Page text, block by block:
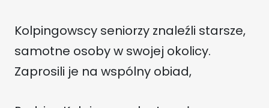
Kolpingowscy seniorzy znaleźli starsze,
samotne osoby w swojej okolicy.
Zaprosili je na wspólny obiad,